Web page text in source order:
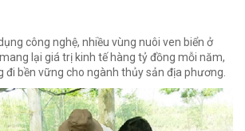
công nghệ, nhiều vùng nuôi ven biển ở
lại giá trị kinh tế hàng tỷ đồng mỗi năm,
bền vững cho ngành thủy sản địa phương.